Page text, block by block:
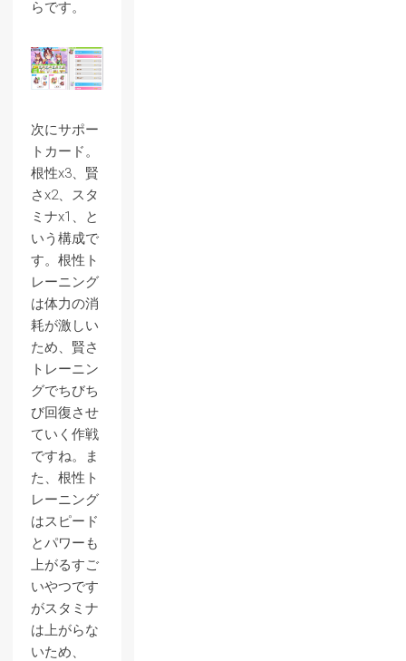
らです。
次にサポー
トカード。
根性x3、賢
さx2、スタ
ミナx1、と
いう構成で
す。根性ト
レーニング
は体力の消
耗が激しい
ため、賢さ
トレーニン
グでちびち
び回復させ
ていく作戦
ですね。ま
た、根性ト
レーニング
はスピード
とパワーも
上がるすご
いやつです
がスタミナ
は上がらな
いため、